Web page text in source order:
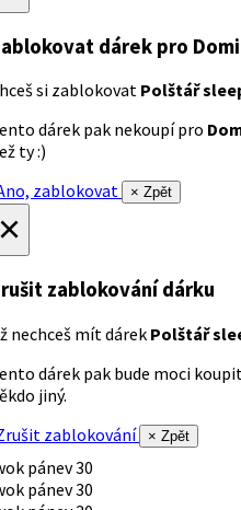
dárek pro
si zablokovat Polštář
dárek pak nekoupí pro
ty :)
zablokovat
× Zpět
zablokování dárku
nechceš mít dárek Polštář
dárek pak bude moci
jiný.
zablokování
× Zpět